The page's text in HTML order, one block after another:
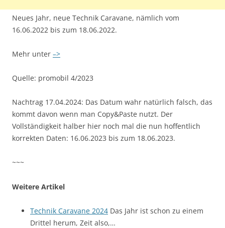
Neues Jahr, neue Technik Caravane, nämlich vom
16.06.2022 bis zum 18.06.2022.
Mehr unter –>
Quelle: promobil 4/2023
Nachtrag 17.04.2024: Das Datum wahr natürlich falsch, das
kommt davon wenn man Copy&Paste nutzt. Der
Vollständigkeit halber hier noch mal die nun hoffentlich
korrekten Daten: 16.06.2023 bis zum 18.06.2023.
~~~
Weitere Artikel
Technik Caravane 2024 Das Jahr ist schon zu einem
Drittel herum, Zeit also,…